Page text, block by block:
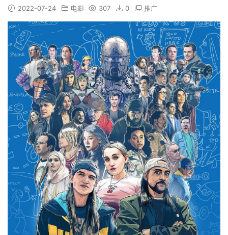
2022-07-24 电影 307 0 推广